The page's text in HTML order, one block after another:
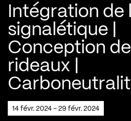
Intégration de
signalétique |
Conception
rideaux |
14 févr. 2024 - 29 févr. 2024